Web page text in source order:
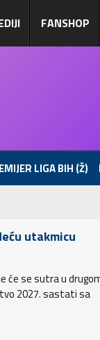
FANSHOP
LIGA BIH (Ž)
utakmicu
će se sutra u
2027. sastati sa